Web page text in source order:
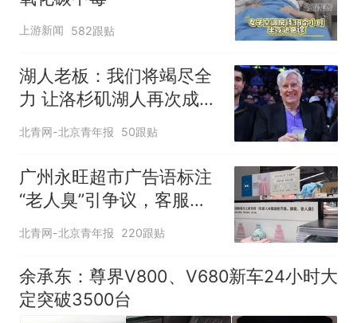
上游新闻 582跟贴
湖人老板：我们将竭尽全
力 让洛杉矶湖人再次成为
冠军之师
北青网-北京青年报 50跟贴
广州永旺超市广告语标注
“老人臭”引争议，客服回
应
北青网-北京青年报 220跟贴
余承东：尊界V800、V680新车24小时大
定突破3500台